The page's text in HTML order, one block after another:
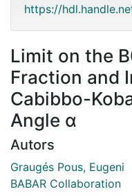
https://
Limit on the
Fraction and
Cabibbo-
Angle α
Autors
Graugés Pous, Eugeni
BABAR Collaboration